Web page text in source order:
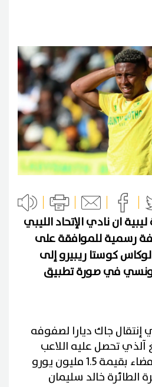
ان نادي الإتحاد الليبي
رسمية للموافقة على
لوكاس كوستا ريبيرو إلى
في صورة تطبيق
إنتقال جاك ديارا لصفوفه
آلذي تحصل عليه اللاعب
كمقدم عقد ومنحة إمضاء بقيمة 1.5 مليون يورو
الطائرة خالد سليمان